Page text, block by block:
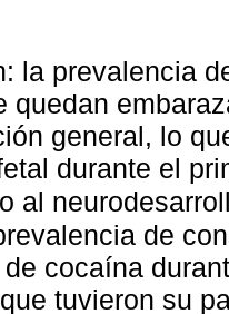
la prevalencia
quedan
general, lo
durante el
al
de
cocaína
tuvieron su